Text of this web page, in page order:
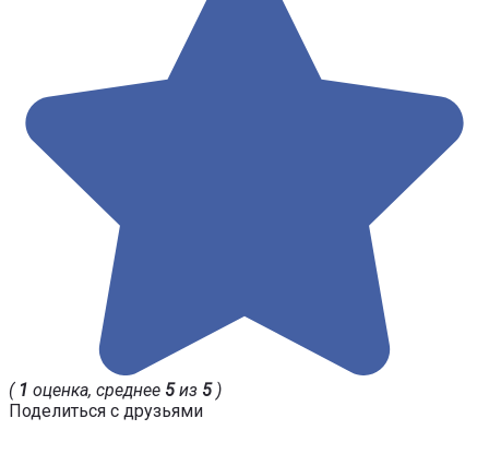
( 1 оценка, среднее 5из 5)
Поделиться с друзьями